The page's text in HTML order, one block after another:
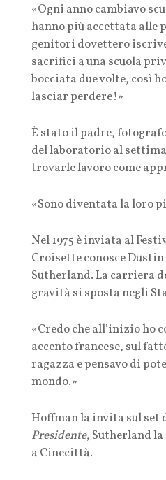
«Ogni anno cambiavo
hanno più accettata alle
genitori dovettero
sacrifici a una scuola
bocciata due volte, così
lasciar perdere!»
È stato il padre,
del laboratorio al
trovarle lavoro come
«Sono diventata la loro
Nel 1975 è inviata al
Croisette conosce
Sutherland. La carriera
gravità si sposta negli
«Credo che all’inizio ho
accento francese, sul
ragazza e pensavo di
mondo.»
Hoffman la invita sul set
Presidente, Sutherland
a Cinecittà.